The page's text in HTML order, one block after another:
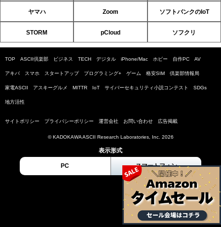
ヤマハ Zoom ソフトバンクのIoT
STORM pCloud ソフクリ
TOP ASCII倶楽部 ビジネス TECH デジタル iPhone/Mac ホビー 自作PC AV
アキバ スマホ スタートアップ プログラミング+ ゲーム 格安SIM 倶楽部情報局
家電ASCII アスキーグルメ MITTR IoT サイバーセキュリティ小説コンテスト SDGs
地方活性
サイトポリシー プライバシーポリシー 運営会社 お問い合わせ 広告掲載
© KADOKAWA ASCII Research Laboratories, Inc. 2026
表示形式
PC スマートフォン